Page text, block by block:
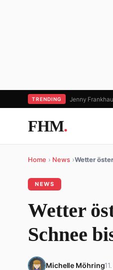
TRENDING Jenny
FHM.
Home › News ›Wetter
NEWS
Wetter
Schnee
Michelle Möhring